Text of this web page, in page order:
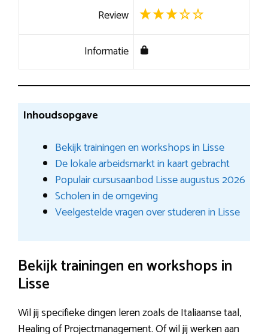
Review
Informatie
Inhoudsopgave
Bekijk trainingen en workshops in Lisse
De lokale arbeidsmarkt in kaart gebracht
Populair cursusaanbod Lisse augustus 2026
Scholen in de omgeving
Veelgestelde vragen over studeren in Lisse
Bekijk trainingen en workshops in
Lisse
Wil jij specifieke dingen leren zoals de Italiaanse taal,
Healing of Projectmanagement. Of wil jij werken aan